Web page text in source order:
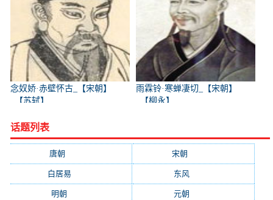
念奴娇·赤壁怀古_【宋朝】
_【苏轼】
雨霖铃·寒蝉凄切_【宋朝】
_【柳永】
话题列表
唐朝 宋朝
白居易 东风
明朝 元朝